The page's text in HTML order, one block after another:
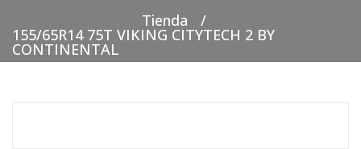
Tienda /
155/65R14 75T VIKING CITYTECH 2 BY
CONTINENTAL